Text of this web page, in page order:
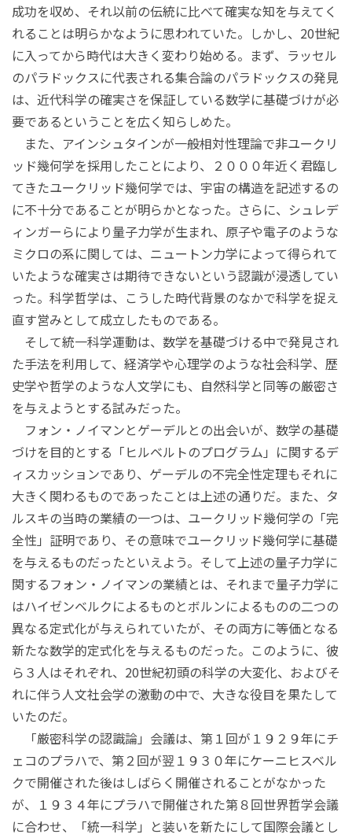
成功を収め、それ以前の伝統に比べて確実な知を与えてく
れることは明らかなように思われていた。しかし、20世紀
に入ってから時代は大きく変わり始める。まず、ラッセル
のパラドックスに代表される集合論のパラドックスの発見
は、近代科学の確実さを保証している数学に基礎づけが必
要であるということを広く知らしめた。
また、アインシュタインが一般相対性理論で非ユークリ
ッド幾何学を採用したことにより、２０００年近く君臨し
てきたユークリッド幾何学では、宇宙の構造を記述するの
に不十分であることが明らかとなった。さらに、シュレデ
ィンガーらにより量子力学が生まれ、原子や電子のような
ミクロの系に関しては、ニュートン力学によって得られて
いたような確実さは期待できないという認識が浸透してい
った。科学哲学は、こうした時代背景のなかで科学を捉え
直す営みとして成立したものである。
そして統一科学運動は、数学を基礎づける中で発見され
た手法を利用して、経済学や心理学のような社会科学、歴
史学や哲学のような人文学にも、自然科学と同等の厳密さ
を与えようとする試みだった。
フォン・ノイマンとゲーデルとの出会いが、数学の基礎
づけを目的とする「ヒルベルトのプログラム」に関するデ
ィスカッションであり、ゲーデルの不完全性定理もそれに
大きく関わるものであったことは上述の通りだ。また、タ
ルスキの当時の業績の一つは、ユークリッド幾何学の「完
全性」証明であり、その意味でユークリッド幾何学に基礎
を与えるものだったといえよう。そして上述の量子力学に
関するフォン・ノイマンの業績とは、それまで量子力学に
はハイゼンベルクによるものとボルンによるものの二つの
異なる定式化が与えられていたが、その両方に等価となる
新たな数学的定式化を与えるものだった。このように、彼
ら３人はそれぞれ、20世紀初頭の科学の大変化、およびそ
れに伴う人文社会学の激動の中で、大きな役目を果たして
いたのだ。
「厳密科学の認識論」会議は、第１回が１９２９年にチ
ェコのプラハで、第２回が翌１９３０年にケーニヒスベル
クで開催された後はしばらく開催されることがなかった
が、１９３４年にプラハで開催された第８回世界哲学会議
に合わせ、「統一科学」と装いを新たにして国際会議とし